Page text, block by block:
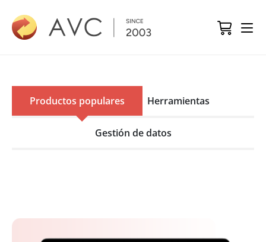
Productos populares Herramientas
Gestión de datos